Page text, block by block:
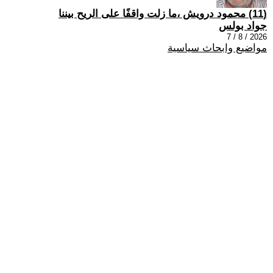
(11) محمود درويش ،ما زلت واقفًا على الريح بيننا
جواد بولس
2026 / 8 / 7
مواضيع وابحاث سياسية